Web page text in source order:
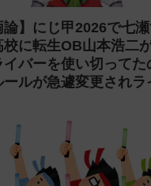
で剣持や椎名や小柳な
報が紹介される→ニコ
イムシフトを非公開に